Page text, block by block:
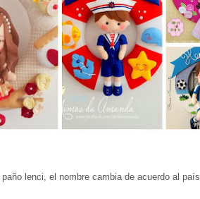
lenci, el nombre cambia de acuerdo al país.